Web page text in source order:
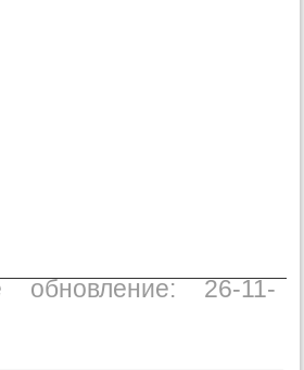
обновление: 26-11-